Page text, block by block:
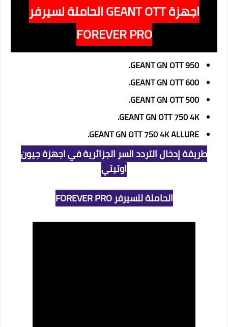
اجهزة GEANT OTT الحاملة لسيرفر
FOREVER PRO
GEANT GN OTT 950.
GEANT GN OTT 600.
GEANT GN OTT 500.
GEANT GN OTT 750 4K.
GEANT GN OTT 750 4K ALLURE.
طريقة إدخال التردد السر الجزائرية في اجهزة جيون
اوتيتي
الحاملة للسيرفر FOREVER PRO